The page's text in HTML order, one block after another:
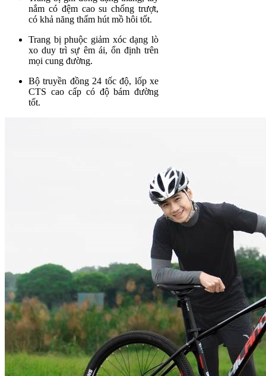
nắm có đệm cao su chống trượt,
có khả năng thấm hút mồ hôi tốt.
Trang bị phuộc giảm xóc dạng lò
xo duy trì sự êm ái, ổn định trên
mọi cung đường.
Bộ truyền đồng 24 tốc độ, lốp xe
CTS cao cấp có độ bám đường
tốt.